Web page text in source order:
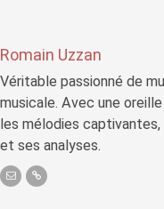
Romain Uzzan
Véritable passionné de
musicale. Avec une
les mélodies
et ses analyses.